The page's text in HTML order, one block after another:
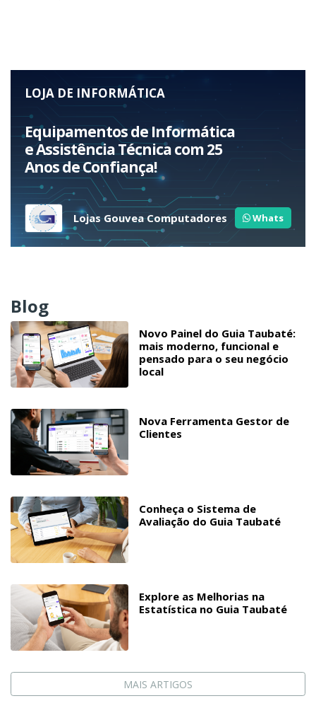
LOJA DE INFORMÁTICA
Equipamentos de Informática
e Assistência Técnica com 25
Anos de Confiança!
Lojas Gouvea Computadores Whats
Blog
Novo Painel do Guia Taubaté:
mais moderno, funcional e
pensado para o seu negócio
local
Nova Ferramenta Gestor de
Clientes
Conheça o Sistema de
Avaliação do Guia Taubaté
Explore as Melhorias na
Estatística no Guia Taubaté
MAIS ARTIGOS